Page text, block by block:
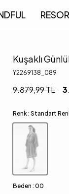
Kuşaklı
Y2269138_089
9.879,99TL
Renk : Standart
Beden : 00